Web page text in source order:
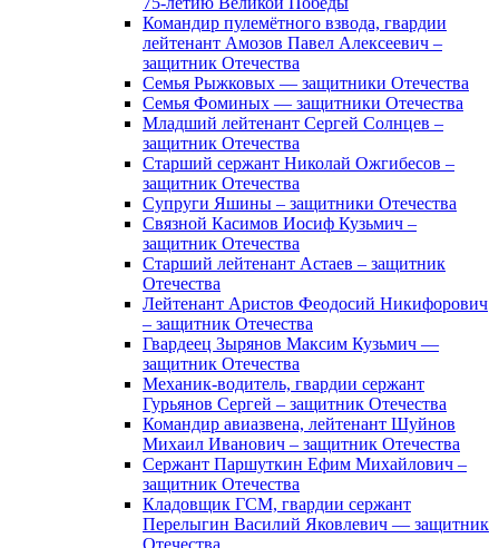
Командир пулемётного взвода, гвардии
лейтенант Амозов Павел Алексеевич –
защитник Отечества
Семья Рыжковых — защитники Отечества
Семья Фоминых — защитники Отечества
Младший лейтенант Сергей Солнцев –
защитник Отечества
Старший сержант Николай Ожгибесов –
защитник Отечества
Супруги Яшины – защитники Отечества
Связной Касимов Иосиф Кузьмич –
защитник Отечества
Старший лейтенант Астаев – защитник
Отечества
Лейтенант Аристов Феодосий Никифорович
– защитник Отечества
Гвардеец Зырянов Максим Кузьмич —
защитник Отечества
Механик-водитель, гвардии сержант
Гурьянов Сергей – защитник Отечества
Командир авиазвена, лейтенант Шуйнов
Михаил Иванович – защитник Отечества
Сержант Паршуткин Ефим Михайлович –
защитник Отечества
Кладовщик ГСМ, гвардии сержант
Перелыгин Василий Яковлевич — защитник
Отечества